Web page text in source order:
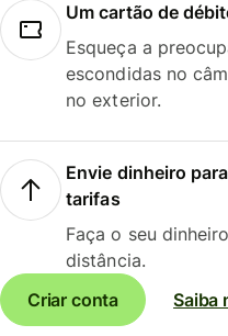
Um cartão de
Esqueça a
escondidas no
no exterior.
Envie dinheiro
tarifas
Faça o seu
distância.
Criar conta
Saiba